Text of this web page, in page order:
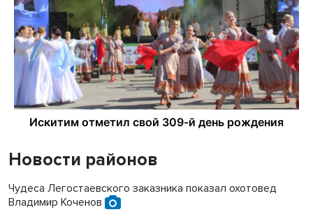
Новости районов
Чудеса Легостаевского заказника показал охотовед
Владимир Коченов